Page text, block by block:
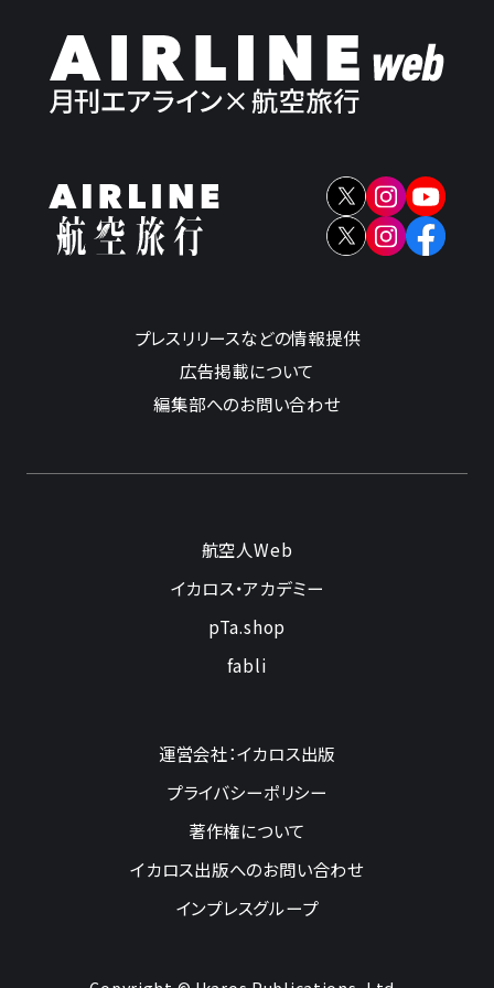
プレスリリースなどの情報提供
広告掲載について
編集部へのお問い合わせ
航空人Web
イカロス・アカデミー
pTa.shop
fabli
運営会社：イカロス出版
プライバシーポリシー
著作権について
イカロス出版へのお問い合わせ
インプレスグループ